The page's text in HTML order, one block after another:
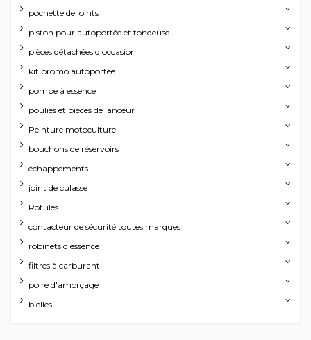
pochette de joints
piston pour autoportée et tondeuse
pièces détachées d'occasion
kit promo autoportée
pompe à essence
poulies et pièces de lanceur
Peinture motoculture
bouchons de réservoirs
échappements
joint de culasse
Rotules
contacteur de sécurité toutes marques
robinets d'essence
filtres à carburant
poire d'amorçage
bielles